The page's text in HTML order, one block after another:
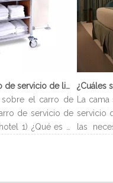
¿Qué es el carro de servicio de limpieza?
sobre el carro de
de servicio de
1) ¿Qué es el
La
servicio
las